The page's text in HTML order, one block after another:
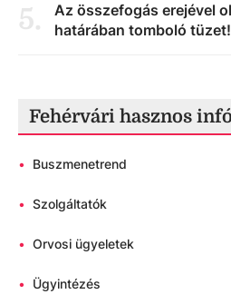
5.
Az összefogás erejével
határában tomboló tüzet!
Fehérvári hasznos
• Buszmenetrend
• Szolgáltatók
• Orvosi ügyeletek
• Ügyintézés